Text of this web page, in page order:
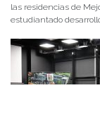
las residencias de
estudiantado